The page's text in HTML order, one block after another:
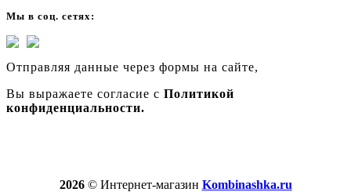
Мы в соц. сетях:
Отправляя данные через формы на сайте,
Вы выражаете согласие с Политикой
конфиденциальности.
2026© Интернет-магазин Kombinashka.ru